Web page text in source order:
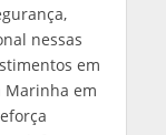
nessas
em
Marinha em